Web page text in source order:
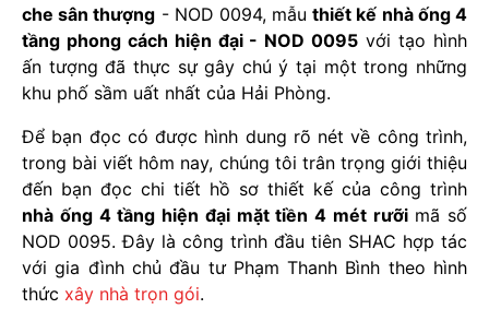
che sân thượng - NOD 0094, mẫuthiết kế nhà ống 4
tầng phong cách hiện đại - NOD 0095 với tạo hình
ấn tượng đã thực sự gây chú ý tại một trong những
khu phố sầm uất nhất của Hải Phòng.
Để bạn đọc có được hình dung rõ nét về công trình,
trong bài viết hôm nay, chúng tôi trân trọng giới thiệu
đến bạn đọc chi tiết hồ sơ thiết kế của công trình
nhà ống 4 tầng hiện đại mặt tiền 4 mét rưỡimã số
NOD 0095. Đây là công trình đầu tiên SHAC hợp tác
với gia đình chủ đầu tư Phạm Thanh Bình theo hình
thức xây nhà trọn gói.